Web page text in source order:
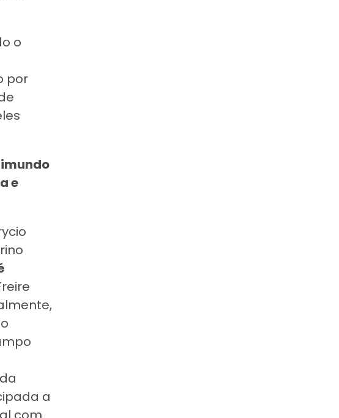
o
por
e
a